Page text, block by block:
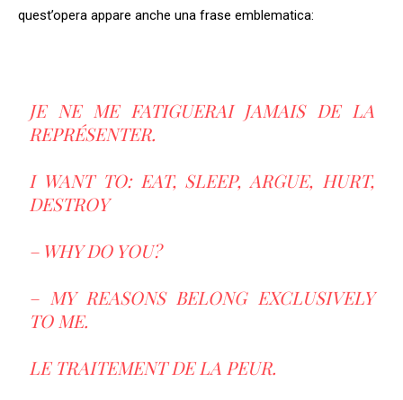
quest’opera appare anche una frase emblematica:
JE NE ME FATIGUERAI JAMAIS DE LA
REPRÉSENTER.
I WANT TO: EAT, SLEEP, ARGUE, HURT,
DESTROY
– WHY DO YOU?
– MY REASONS BELONG EXCLUSIVELY
TO ME.
LE TRAITEMENT DE LA PEUR.